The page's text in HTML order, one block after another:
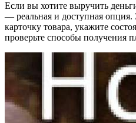
Если вы хотите выручить
— реальная и доступная опция.
карточку товара, укажите
проверьте способы получения